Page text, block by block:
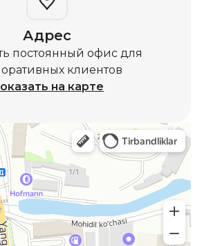
Адрес
постоянный офис для
клиентов
на карте